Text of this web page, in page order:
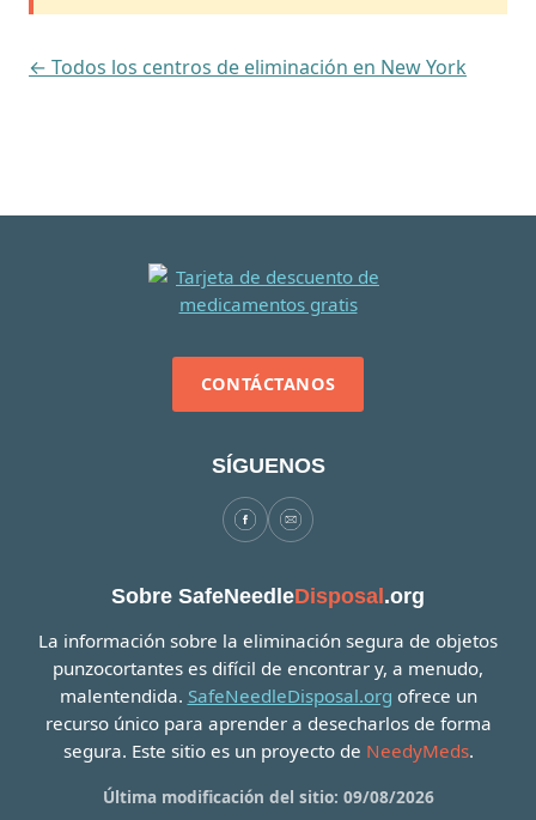
← Todos los centros de eliminación en New York
CONTÁCTANOS
SÍGUENOS
Sobre SafeNeedleDisposal.org
La información sobre la eliminación segura de objetos
punzocortantes es difícil de encontrar y, a menudo,
malentendida. SafeNeedleDisposal.org ofrece un
recurso único para aprender a desecharlos de forma
segura. Este sitio es un proyecto de NeedyMeds.
Última modificación del sitio: 09/08/2026